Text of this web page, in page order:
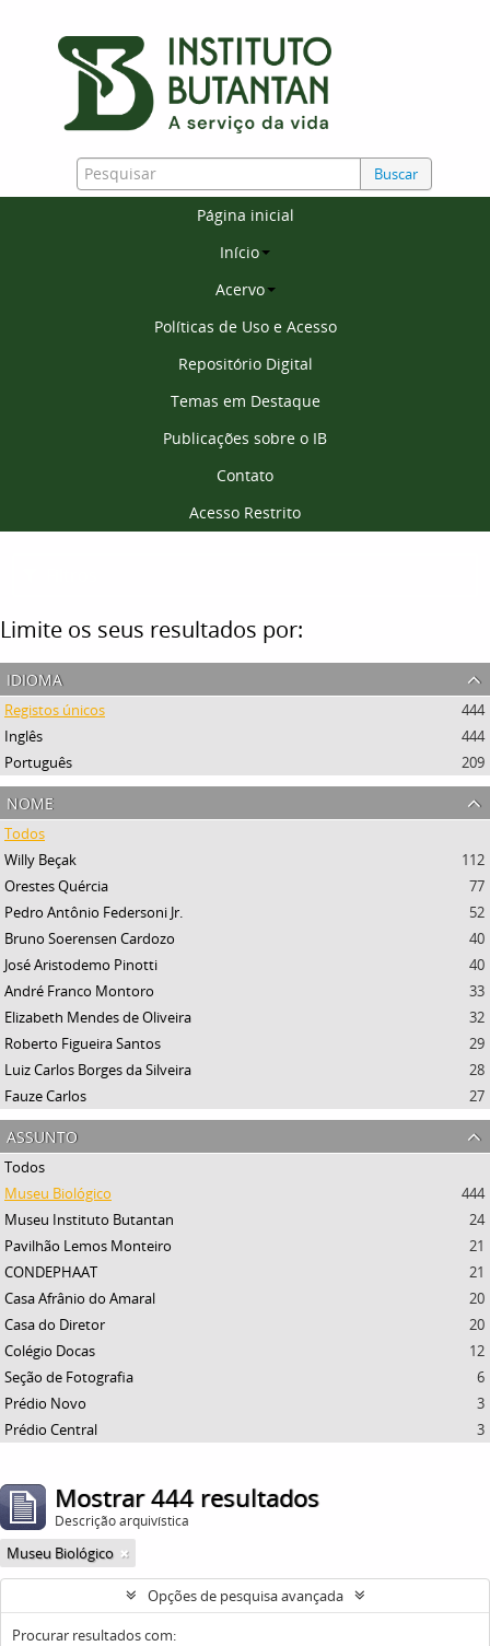
Buscar
Página inicial
Início
Acervo
Políticas de Uso e Acesso
Repositório Digital
Temas em Destaque
Publicações sobre o IB
Contato
Acesso Restrito
Limite os seus resultados por:
idioma
Registos únicos
444
Inglês
444
Português
209
nome
Todos
Willy Beçak
112
Orestes Quércia
77
Pedro Antônio Federsoni Jr.
52
Bruno Soerensen Cardozo
40
José Aristodemo Pinotti
40
André Franco Montoro
33
Elizabeth Mendes de Oliveira
32
Roberto Figueira Santos
29
Luiz Carlos Borges da Silveira
28
Fauze Carlos
27
assunto
Todos
Museu Biológico
444
Museu Instituto Butantan
24
Pavilhão Lemos Monteiro
21
CONDEPHAAT
21
Casa Afrânio do Amaral
20
Casa do Diretor
20
Colégio Docas
12
Seção de Fotografia
6
Prédio Novo
3
Prédio Central
3
Mostrar 444 resultados
Descrição arquivística
Museu Biológico
Opções de pesquisa avançada
Procurar resultados com: